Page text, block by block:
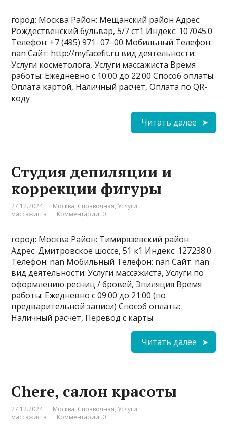
город: Москва Район: Мещанский район Адрес:
Рождественский бульвар, 5/7 ст1 Индекс: 107045.0
Телефон: +7 (495) 971‒07‒00 Мобильный Телефон:
nan Сайт: http://myfacefit.ru вид деятельности:
Услуги косметолога, Услуги массажиста Время
работы: Ежедневно с 10:00 до 22:00 Способ оплаты:
Оплата картой, Наличный расчёт, Оплата по QR-
коду
Читать далее
Студия депиляции и
коррекции фигуры
27.12.2024 Москва, Справочная, Услуги
массажиста
Комментарии: 0
город: Москва Район: Тимирязевский район
Адрес: Дмитровское шоссе, 51 к1 Индекс: 127238.0
Телефон: nan Мобильный Телефон: nan Сайт: nan
вид деятельности: Услуги массажиста, Услуги по
оформлению ресниц / бровей, Эпиляция Время
работы: Ежедневно с 09:00 до 21:00 (по
предварительной записи) Способ оплаты:
Наличный расчёт, Перевод с карты
Читать далее
Chere, салон красоты
27.12.2024 Москва, Справочная, Услуги
массажиста
Комментарии: 0